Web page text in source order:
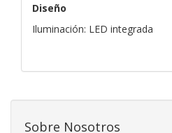
Diseño
Iluminación: LED integrada
Sobre Nosotros